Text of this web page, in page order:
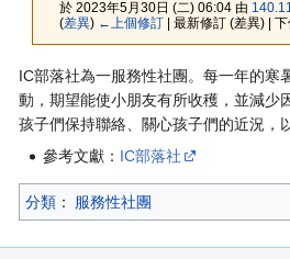
於 2023年5月30日 (二) 06:04 由
(差異) ←上個修訂| 最新修訂 (差異) |
跳
至
導
跳
至
搜
IC部落社為一服務性社團。每一年的寒
動，期望能使小朋友有所收穫，並減少
孩子們保持聯絡、關心孩子們的近況，
參考文獻： IC部落社
分類 ：​ 服務性社團